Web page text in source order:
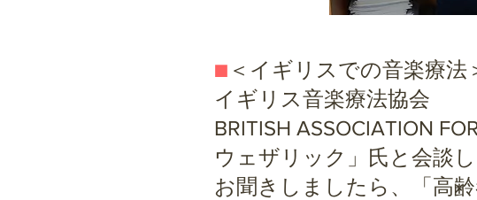
■ ＜イギリスでの音楽療法
イギリス音楽療法協会
BRITISH ASSOCIATION
ウェザリック」氏と会談
お聞きしましたら、「高